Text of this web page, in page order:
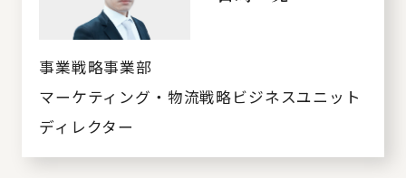
事業戦略事業部
マーケティング・物流戦略ビジネスユニット
ディレクター